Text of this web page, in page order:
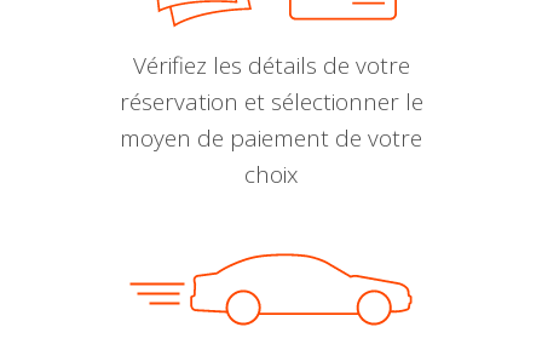
Vérifiez les détails de votre
réservation et sélectionner le
moyen de paiement de votre
choix